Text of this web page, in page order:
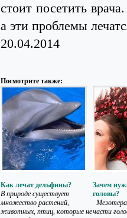
стоит посетить
а эти проблемы
20.04.2014
Посмотрите также:
Как лечат дельфины?
В природе существует
множество растений,
животных, птиц, которые не
Зачем
головы?
части